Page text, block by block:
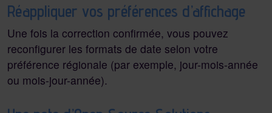
Réappliquer vos préférences d’affichage
Une fois la correction confirmée, vous pouvez
reconfigurer les formats de date selon votre
préférence régionale (par exemple, jour-mois-année
ou mois-jour-année).